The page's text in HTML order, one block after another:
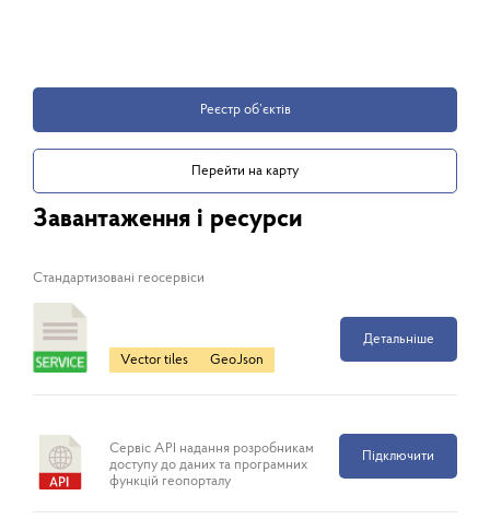
Завантаження і ресурси
Cтандартизовані геосервіси
Vector tiles GeoJson
Детальніше
Сервіс API надання розробникам
доступу до даних та програмних
функцій геопорталу
Підключити
Реєстр об’єктів
Перейти на карту